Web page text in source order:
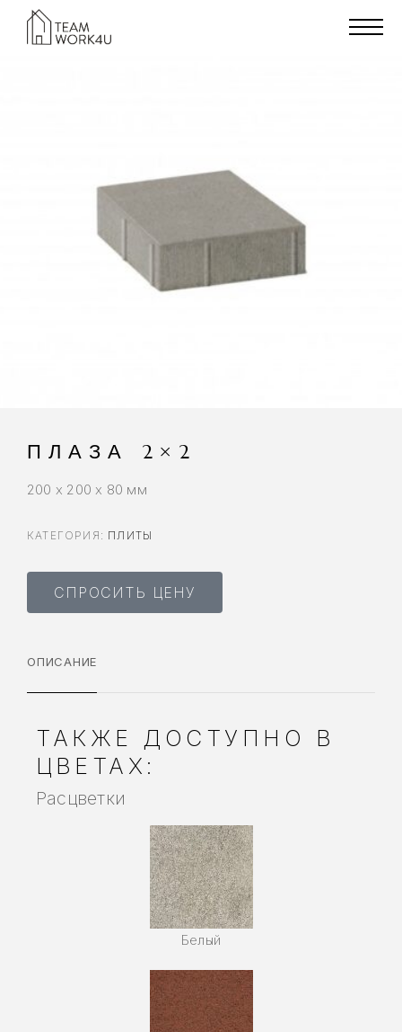
ПЛАЗА 2×2
200 x 200 x 80 мм
КАТЕГОРИЯ: ПЛИТЫ
СПРОСИТЬ ЦЕНУ
ОПИСАНИЕ
ТАКЖЕ ДОСТУПНО В
ЦВЕТАХ:
Расцветки
Белый